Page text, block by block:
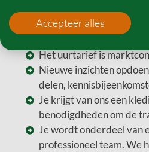
gezondheid en geluk en
maatschappelijke
Het uurtarief is
Nieuwe inzichten
delen,
Je krijgt van ons een
benodigdheden om de
Je wordt onderdeel van
professioneel team. We
Accepteer alles